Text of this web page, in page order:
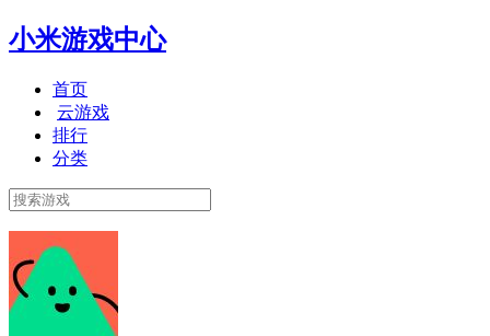
小米游戏中心
首页
云游戏
排行
分类